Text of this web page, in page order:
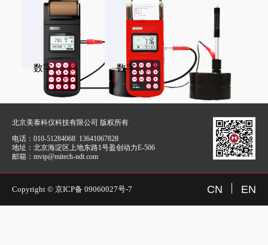
数字式便携硬度计 数字式便携硬度计
北京美泰科仪科技有限公司 版权所有
电话： 010-51284068 13641067828
地址： 北京海淀区上地东路1号盈创动力E-506
邮箱： mvip@mitech-ndt.com
Copyright © 京ICP备 09060027号-7 CN EN